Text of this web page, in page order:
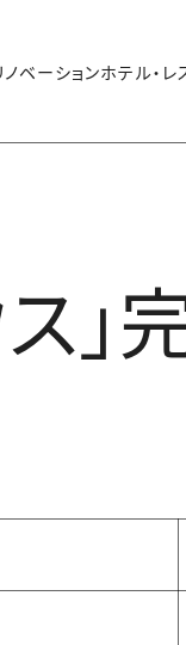
ノベーションホテル・レ